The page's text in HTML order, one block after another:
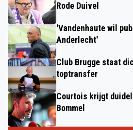
Rode Duivel
'Vandenhaute wil
Anderlecht'
Club Brugge staat
toptransfer
Courtois krijgt
Bommel